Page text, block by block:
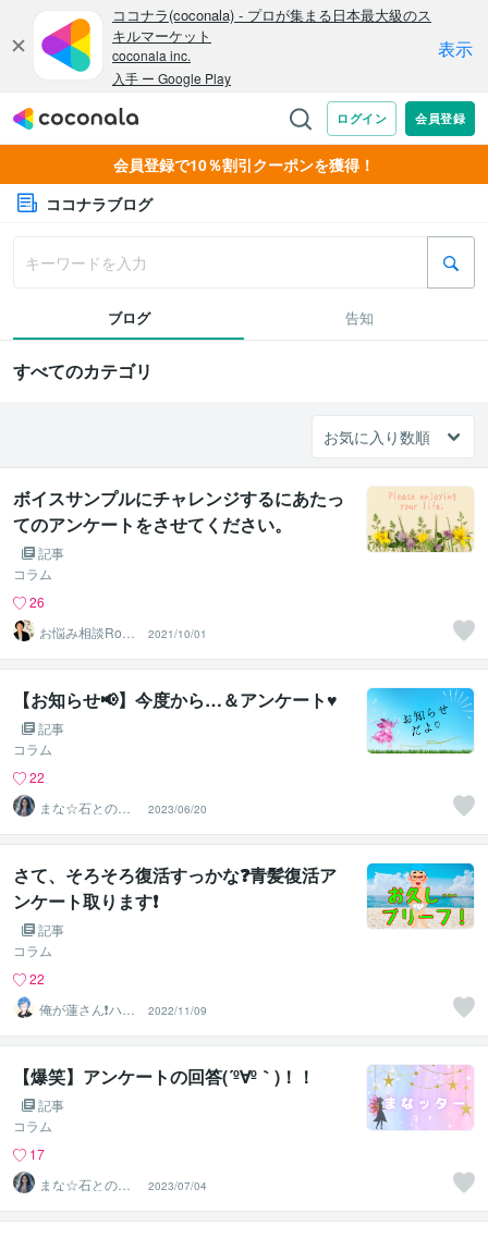
会員登録で10％割引クーポンを獲得！
ココナラブログ
ブログ 告知
すべてのカテゴリ
ボイスサンプルにチャレンジするにあたっ
てのアンケートをさせてください。
記事
コラム
26
m‪ ふわり
2021/10/01
【お知らせ📢】今度から…＆アンケート♥
記事
コラム
22
まな☆石との絆
を整える占い師
＆セラピスト
2023/06/20
さて、そろそろ復活すっかな❓青髪復活ア
ンケート取ります❗️
記事
コラム
22
俺が蓮さん❗️ハス
じゃありません
w
2022/11/09
【爆笑】アンケートの回答(´º∀º｀)！！
記事
コラム
17
まな☆石との絆
を整える占い師
＆セラピスト
2023/07/04